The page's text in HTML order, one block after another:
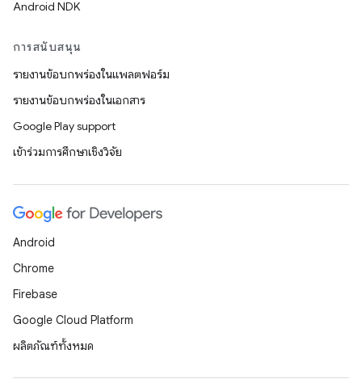
Android NDK
การสนับสนุน
รายงานข้อบกพร่องในแพลตฟอร์ม
รายงานข้อบกพร่องในเอกสาร
Google Play support
เข้าร่วมการศึกษาเชิงวิจัย
Android
Chrome
Firebase
Google Cloud Platform
ผลิตภัณฑ์ทั้งหมด